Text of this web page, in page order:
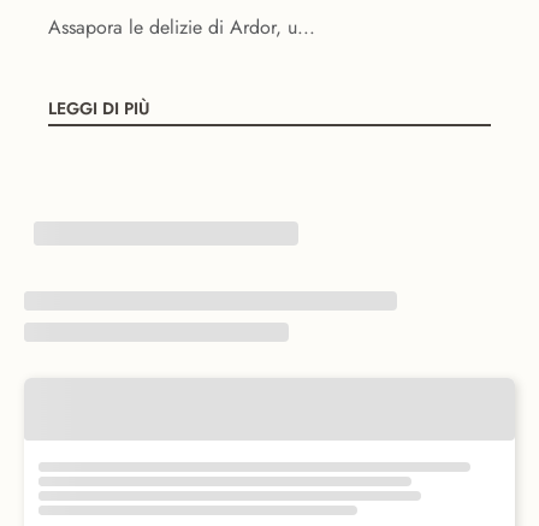
Assapora le delizie di Ardor, u...
LEGGI DI PIÙ